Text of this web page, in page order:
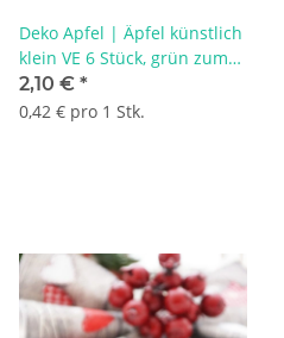
Deko Apfel | Äpfel künstlich
klein VE 6 Stück, grün zum
Basteln | Herbst,
Weihnachten und Advent
2,10 € *
0,42 € pro 1 Stk.